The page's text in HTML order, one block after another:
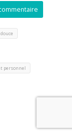
personnel